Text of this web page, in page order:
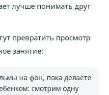
лучше понимать друг
превратить просмотр
занятие:
на фон, пока делаете
смотрим одну